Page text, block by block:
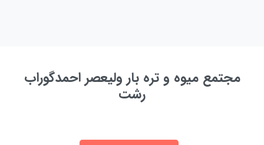
مجتمع میوه و تره بار ولیعصر احمدگوراب
رشت